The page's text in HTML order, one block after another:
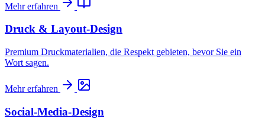
Mehr erfahren
Druck & Layout-Design
Premium Druckmaterialien, die Respekt gebieten, bevor Sie ein
Wort sagen.
Mehr erfahren
Social-Media-Design